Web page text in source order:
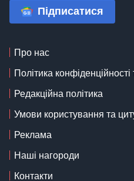
Підписатися
Про нас
Політика
Редакційна політика
Умови користування та
Реклама
Наші нагороди
Контакти